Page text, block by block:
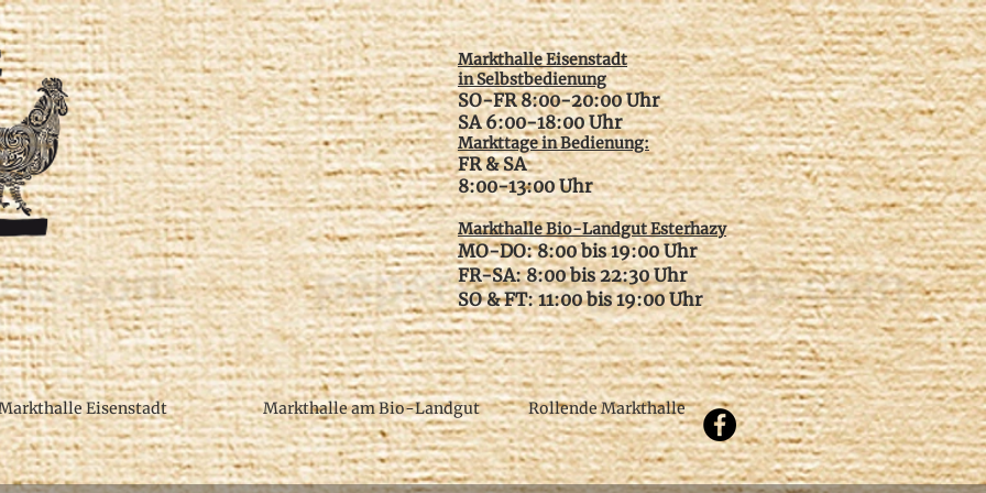
Markthalle Eisenstadt
in Selbstbedienung
SO-FR 8:00-20:00 Uhr
SA 6:00-18:00 Uhr
Markttage in Bedienung:
FR & SA
​8:00-13:00 Uhr
Markthalle Bio-Landgut Esterhazy
MO-DO: 8:00 bis 19:00 Uhr
FR-SA: 8:00 bis 22:30 Uhr
SO & FT: 11:00 bis 19:00 Uhr
Eisenstadt Markthalle am Bio-Landgut Rollende Markthalle